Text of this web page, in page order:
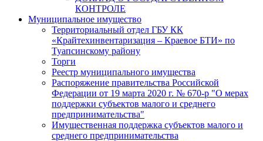
КОНТРОЛЕ
Муниципальное имущество
Территориальный отдел ГБУ КК
«Крайтехинвентаризация – Краевое БТИ» по
Туапсинскому району
Торги
Реестр муниципального имущества
Распоряжение правительства Российской
Федерации от 19 марта 2020 г. № 670-р "О мерах
поддержки субъектов малого и среднего
предпринимательства"
Имущественная поддержка субъектов малого и
среднего предпринимательства